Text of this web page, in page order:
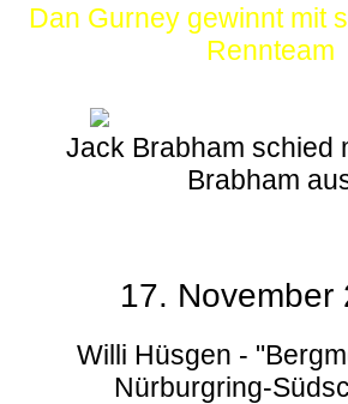
Dan Gurney gewinnt mit
Rennteam
Jack Brabham schied
Brabham
17. November
Willi Hüsgen -
Nürburgring-